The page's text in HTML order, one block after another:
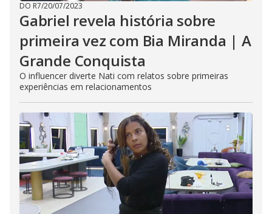
DO R7/20/07/2023
Gabriel revela história sobre
primeira vez com Bia Miranda | A
Grande Conquista
O influencer diverte Nati com relatos sobre primeiras
experiências em relacionamentos